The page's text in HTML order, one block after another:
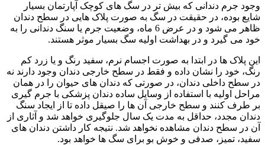
وجود جرم دندانی که بیش تر در سگ های کوچک آپارتمان بسیار
شایع بوده، در حقیقت در سگ به صورت پلاک هایی در سطح دندان
ظاهر می شود و در عرض 6 ماه، وضعیت جرم یا سنگ دندانی را به
خود می گیرد و در بهداشت اولیه سگ بسیار موثر هستند.
این پلاک ها در ابتدا به صورت اجسام نرم، سفید رنگ و یا زرد کم
رنگ، خود را نشان داده و فقط در سطح خارجی دندان وجود دارند نه
در سطح داخلی دندان، در صورتی که دندان های حیوان را در همان
مراحل اولیه با استفاده از وسایل ساده دندان پزشکی با جرم گیری
بر طرف کنند و سطح خارجی آن ها را صیقل داده تا از ایجاد سنگ
دندان مجدد، حداقل به مدت یک سال جلوگیری خواهد شد و آثاری از
آن در سطح دندان مشاهده نخواهد شد. نتیجه کار داشتن دندان های
سفید، تمیز، صدفی و خوش بو برای سگ ها خواهد بود.